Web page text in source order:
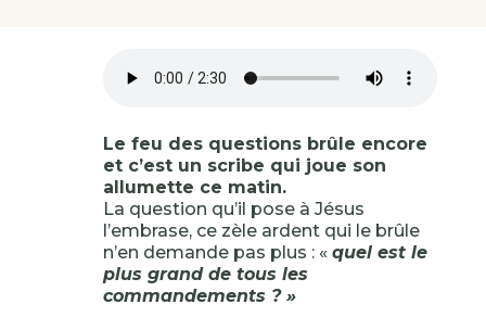
Le feu des questions brûle encore
et c’est un scribe qui joue son
allumette ce matin.
La question qu’il pose à Jésus
l’embrase, ce zèle ardent qui le brûle
n’en demande pas plus : « quel est le
plus grand de tous les
commandements ? »